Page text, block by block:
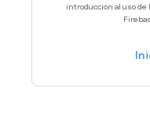
introducción al uso de